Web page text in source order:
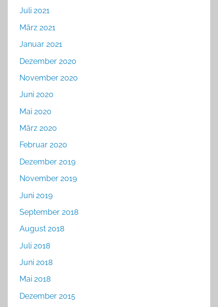
Juli 2021
März 2021
Januar 2021
Dezember 2020
November 2020
Juni 2020
Mai 2020
März 2020
Februar 2020
Dezember 2019
November 2019
Juni 2019
September 2018
August 2018
Juli 2018
Juni 2018
Mai 2018
Dezember 2015